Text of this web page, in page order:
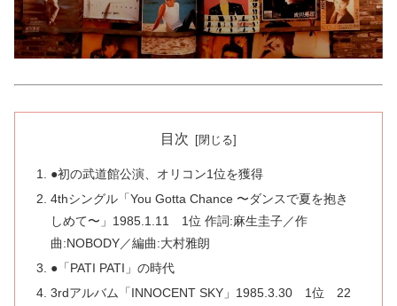
目次
●初の武道館公演、オリコン1位を獲得
4thシングル「You Gotta Chance 〜ダンスで夏を抱き
しめて〜」1985.1.11 1位 作詞:麻生圭子／作
曲:NOBODY／編曲:大村雅朗
●「PATI PATI」の時代
3rdアルバム「INNOCENT SKY」1985.3.30 1位 22